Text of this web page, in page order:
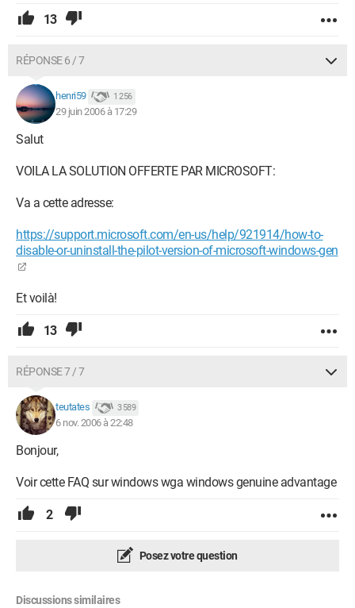
13
RÉPONSE 6 / 7
henri59 1 256
29 juin 2006 à 17:29
Salut
VOILA LA SOLUTION OFFERTE PAR MICROSOFT:
Va a cette adresse:
https://support.microsoft.com/en-us/help/921914/how-to-
disable-or-uninstall-the-pilot-version-of-microsoft-windows-gen
Et voilà!
13
RÉPONSE 7 / 7
teutates 3 589
6 nov. 2006 à 22:48
Bonjour,
Voir cette FAQ sur windows wga windows genuine advantage
2
Posez votre question
Discussions similaires